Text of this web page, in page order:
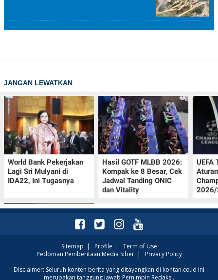
JANGAN LEWATKAN
World Bank Pekerjakan
Lagi Sri Mulyani di
IDA22, Ini Tugasnya
Hasil GOTF MLBB 2026:
Kompak ke 8 Besar, Cek
Jadwal Tanding ONIC
dan Vitality
UEFA
2026/
Jadwal Persija vs Arema
Sitemap | Profile | Term of Use
Pedoman Pemberitaan Media Siber| Privacy Policy
Disclaimer: Seluruh konten berita yang ditayangkan di kontan.co.id ini
merupakan tanggung jawab Pemimpin Redaksi.